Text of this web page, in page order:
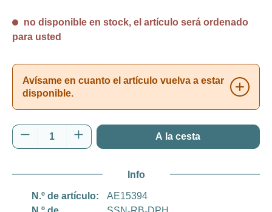
no disponible en stock, el artículo será ordenado
para usted
Avísame en cuanto el artículo vuelva a estar
disponible.
Cantidad del producto: introduce la
A la cesta
Info
N.º de artículo:
AE15394